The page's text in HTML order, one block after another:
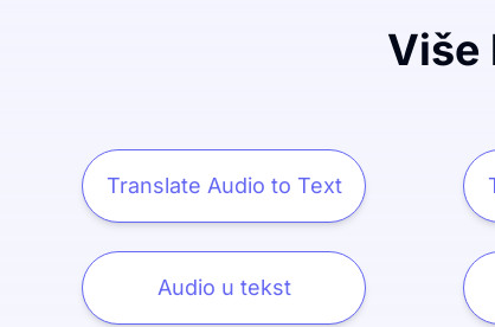
Više
Translate Audio to Text
Audio u tekst